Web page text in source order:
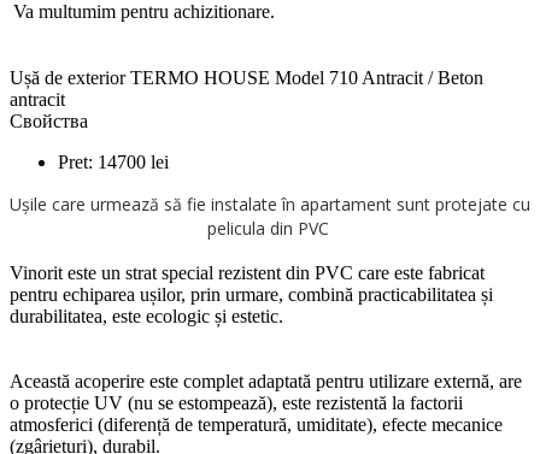
Va multumim pentru achizitionare.
Ușă de exterior TERMO HOUSE Model 710 Antracit / Beton
antracit
Свойства
Pret: 14700 lei
Ușile care urmează să fie instalate în apartament sunt protejate cu
pelicula din PVC
Vinorit este un strat special rezistent din PVC care este fabricat
pentru echiparea ușilor, prin urmare, combină practicabilitatea și
durabilitatea, este ecologic și estetic.
Această acoperire este complet adaptată pentru utilizare externă, are
o protecție UV (nu se estompează), este rezistentă la factorii
atmosferici (diferență de temperatură, umiditate), efecte mecanice
(zgârieturi), durabil.